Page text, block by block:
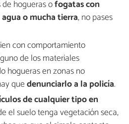
de hogueras ofogatas con
o mucha tierra, no pases
con comportamiento
de los materiales
hogueras en zonas no
quedenunciarlo a la policía.
de cualquier tipo en
el suelo tenga vegetación seca,